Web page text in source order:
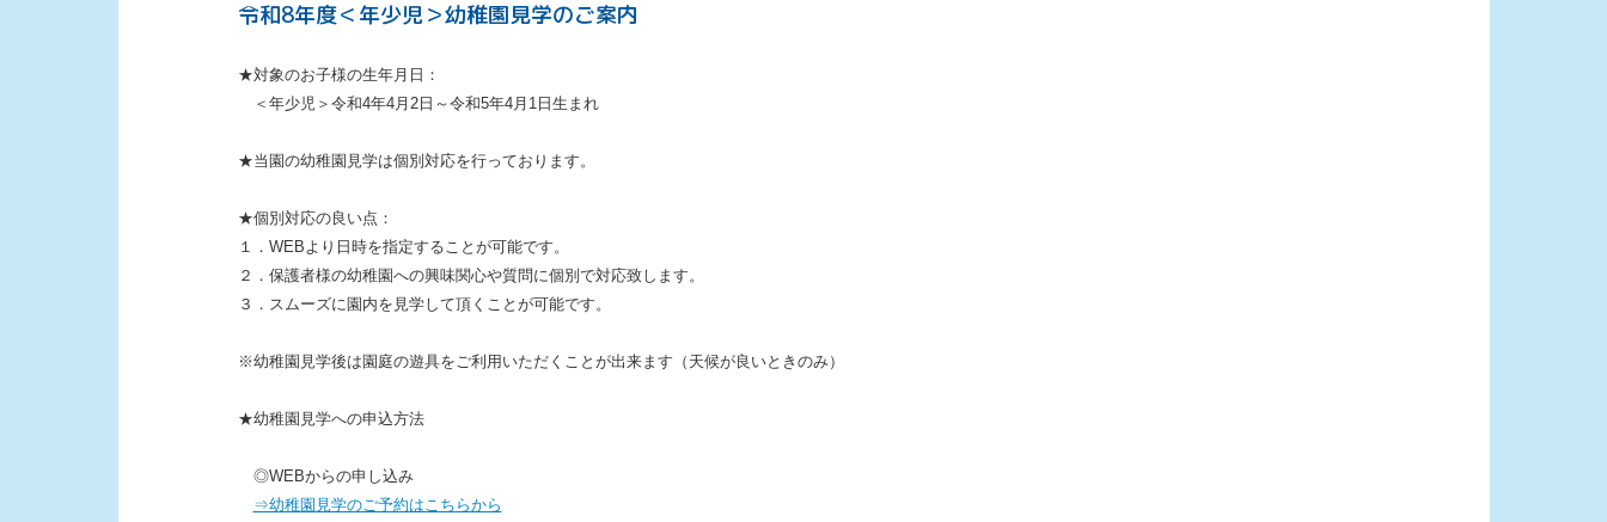
令和8年度＜年少児＞幼稚園見学のご案内
★対象のお子様の生年月日：
＜年少児＞令和4年4月2日～令和5年4月1日生まれ
★当園の幼稚園見学は個別対応を行っております。
★個別対応の良い点：
１．WEBより日時を指定することが可能です。
２．保護者様の幼稚園への興味関心や質問に個別で対応致します。
３．スムーズに園内を見学して頂くことが可能です。
※幼稚園見学後は園庭の遊具をご利用いただくことが出来ます（天候が良いときのみ）
★幼稚園見学への申込方法
◎WEBからの申し込み
⇒幼稚園見学のご予約はこちらから